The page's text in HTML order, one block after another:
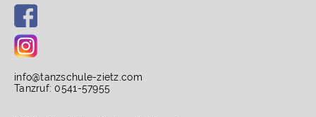
info@tanzschule-zietz.com
Tanzruf: 0541-57955